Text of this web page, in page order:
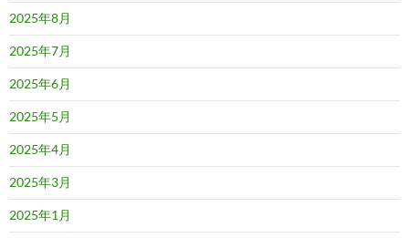
2025年8月
2025年7月
2025年6月
2025年5月
2025年4月
2025年3月
2025年1月